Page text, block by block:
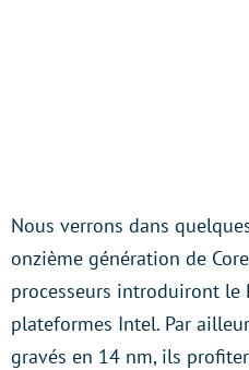
Nous verrons dans
onzième génération de
processeurs introduiront le
plateformes Intel. Par
gravés en 14 nm, ils